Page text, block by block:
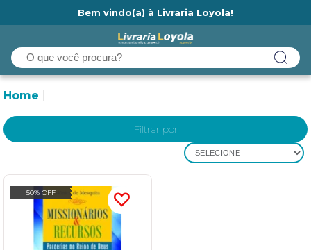
Bem vindo(a) à Livraria Loyola!
Home
Filtrar por
SELECIONE
50% OFF